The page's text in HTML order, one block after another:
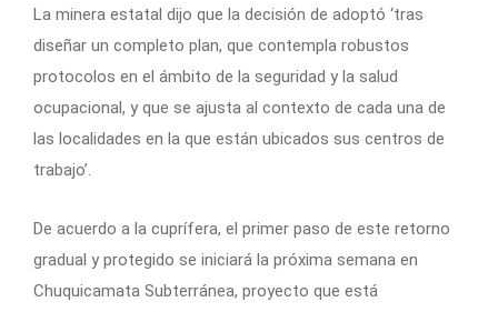
La minera estatal dijo que la decisión de adoptó ‘tras
diseñar un completo plan, que contempla robustos
protocolos en el ámbito de la seguridad y la salud
ocupacional, y que se ajusta al contexto de cada una de
las localidades en la que están ubicados sus centros de
trabajo’.
De acuerdo a la cuprífera, el primer paso de este retorno
gradual y protegido se iniciará la próxima semana en
Chuquicamata Subterránea, proyecto que está